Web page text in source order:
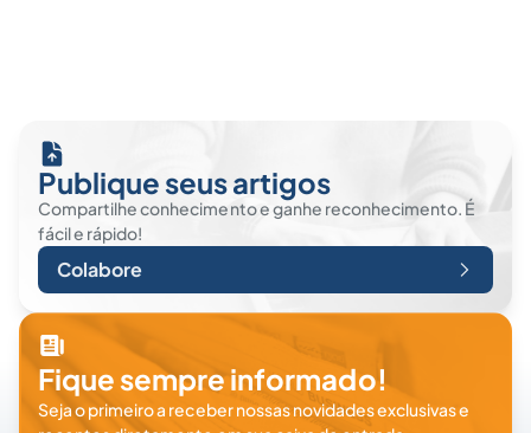
Publique seus artigos
Compartilhe conhecimento e ganhe reconhecimento. É
fácil e rápido!
Colabore
Fique sempre informado!
Seja o primeiro a receber nossas novidades exclusivas e